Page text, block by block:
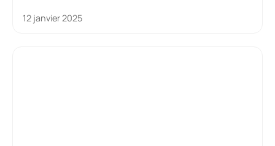
12 janvier 2025